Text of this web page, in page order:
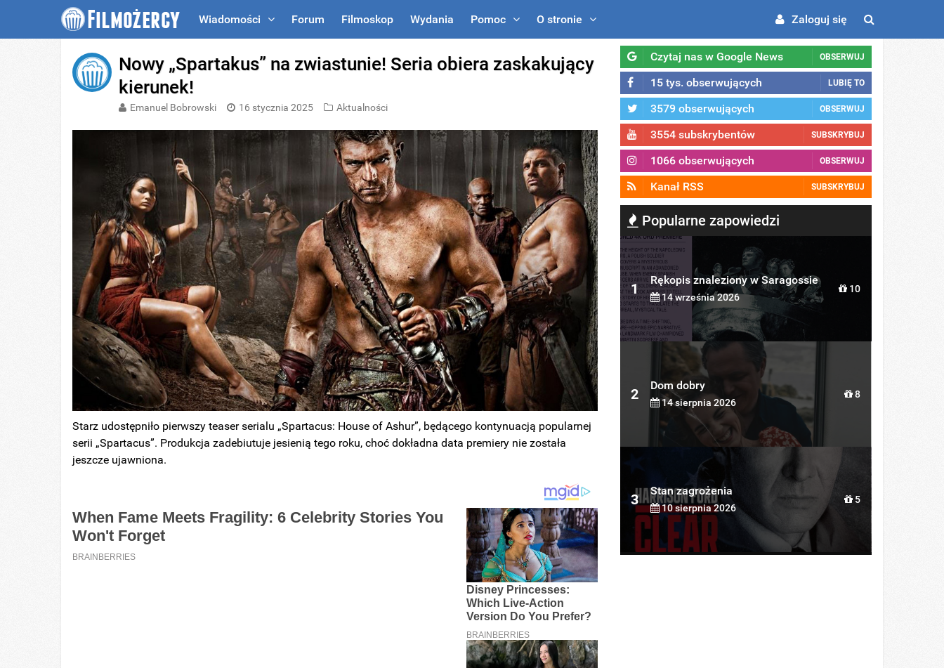
Wiadomości Forum Filmoskop Wydania Pomoc O stronie Zaloguj się
Nowy „Spartakus” na zwiastunie! Seria obiera zaskakujący
kierunek!
Emanuel Bobrowski 16 stycznia 2025 Aktualności
Starz udostępniło pierwszy teaser serialu „Spartacus: House of Ashur”, będącego kontynuacją popularnej
serii „Spartacus”. Produkcja zadebiutuje jesienią tego roku, choć dokładna data premiery nie została
jeszcze ujawniona.
Czytaj nas w Google News OBSERWUJ
15 tys. obserwujących LUBIĘ TO
3579 obserwujących OBSERWUJ
3554 subskrybentów SUBSKRYBUJ
1066 obserwujących OBSERWUJ
Kanał RSS SUBSKRYBUJ
Popularne zapowiedzi
1
Rękopis znaleziony w Saragossie
14 września 2026
10
2
Dom dobry
14 sierpnia 2026
8
3
Stan zagrożenia
10 sierpnia 2026
5